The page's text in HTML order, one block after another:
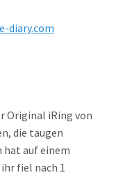
diary.com
Original iRing von
die taugen
hat auf einem
fiel nach 1